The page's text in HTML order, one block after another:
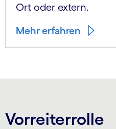
Ort oder extern.
Mehr erfahren
Vorreiterrolle